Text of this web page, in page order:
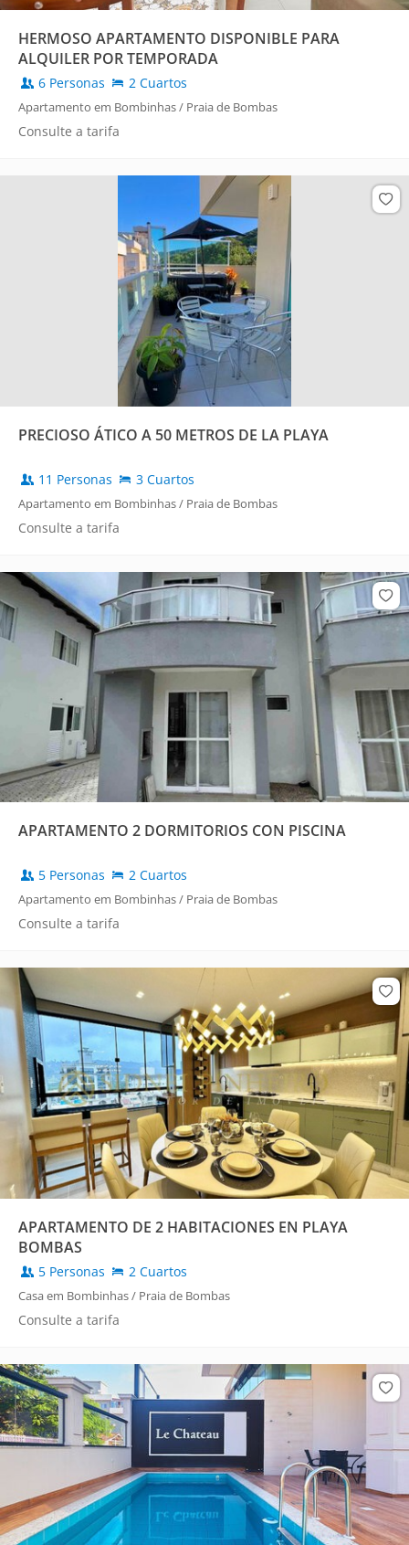
HERMOSO APARTAMENTO DISPONIBLE PARA
ALQUILER POR TEMPORADA
6 Personas 2 Cuartos
Apartamento em Bombinhas / Praia de Bombas
Consulte a tarifa
PRECIOSO ÁTICO A 50 METROS DE LA PLAYA
11 Personas 3 Cuartos
Apartamento em Bombinhas / Praia de Bombas
Consulte a tarifa
APARTAMENTO 2 DORMITORIOS CON PISCINA
5 Personas 2 Cuartos
Apartamento em Bombinhas / Praia de Bombas
Consulte a tarifa
APARTAMENTO DE 2 HABITACIONES EN PLAYA
BOMBAS
5 Personas 2 Cuartos
Casa em Bombinhas / Praia de Bombas
Consulte a tarifa